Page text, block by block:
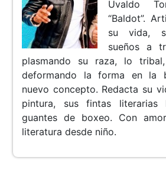
Uvaldo
“Baldot”.
su vida,
sueños a
plasmando su raza, lo
deformando la forma en la
nuevo concepto. Redacta su
pintura, sus fintas literarias
guantes de boxeo. Con
literatura desde niño.